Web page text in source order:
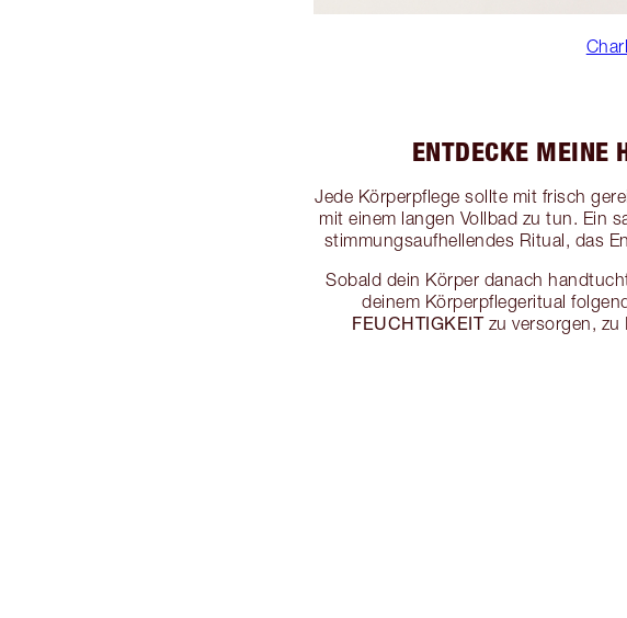
ENTDECKE MEINE
Jede Körperpflege sollte mit frisch
mit einem langen Vollbad zu tun. Ein
stimmungsaufhellendes Ritual, das
Sobald dein Körper danach
deinem Körperpflegeritual
FEUCHTIGKEITzu versorgen, zu